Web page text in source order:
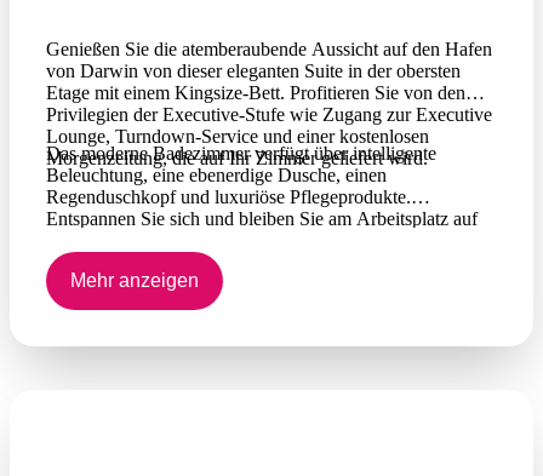
Genießen Sie die atemberaubende Aussicht auf den Hafen
von Darwin von dieser eleganten Suite in der obersten
Etage mit einem Kingsize-Bett. Profitieren Sie von den
Privilegien der Executive-Stufe wie Zugang zur Executive
Lounge, Turndown-Service und einer kostenlosen
Morgenzeitung, die auf Ihr Zimmer geliefert wird.
Das moderne Badezimmer verfügt über intelligente
Beleuchtung, eine ebenerdige Dusche, einen
Regenduschkopf und luxuriöse Pflegeprodukte.
Entspannen Sie sich und bleiben Sie am Arbeitsplatz auf
(gebührenpflichtig).
Mehr anzeigen